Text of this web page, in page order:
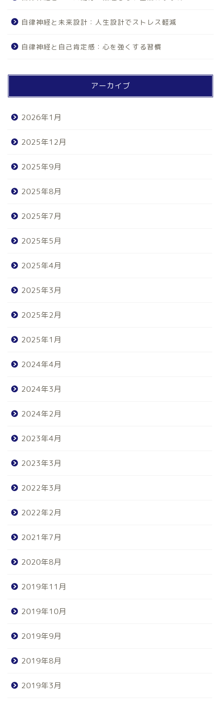
自律神経と未来設計：人生設計でストレス軽減
自律神経と自己肯定感：心を強くする習慣
アーカイブ
2026年1月
2025年12月
2025年9月
2025年8月
2025年7月
2025年5月
2025年4月
2025年3月
2025年2月
2025年1月
2024年4月
2024年3月
2024年2月
2023年4月
2023年3月
2022年3月
2022年2月
2021年7月
2020年8月
2019年11月
2019年10月
2019年9月
2019年8月
2019年3月